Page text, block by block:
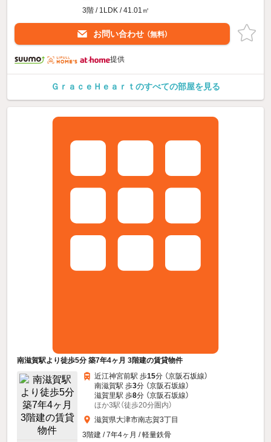
3階 / 1LDK / 41.01㎡
お問い合わせ （無料）
提供
ＧｒａｃｅＨｅａｒｔのすべての部屋を見る
南滋賀駅より徒歩5分 築7年4ヶ月 3階建の賃貸物件
近江神宮前駅 歩15分 （京阪石坂線）
南滋賀駅 歩3分 （京阪石坂線）
滋賀里駅 歩8分 （京阪石坂線）
ほか3駅（徒歩20分圏内）
滋賀県大津市南志賀3丁目
3階建 / 7年4ヶ月 / 軽量鉄骨